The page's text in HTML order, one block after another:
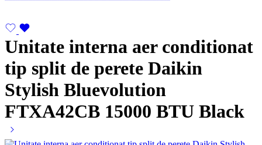
Unitate interna aer conditionat
tip split de perete Daikin
Stylish Bluevolution
FTXA42CB 15000 BTU Black